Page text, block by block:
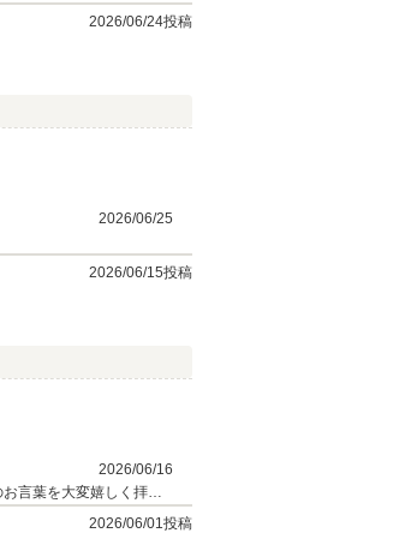
2026/06/24投稿
2026/06/25
2026/06/15投稿
2026/06/16
よりお待ちしております。2026/06/01投稿